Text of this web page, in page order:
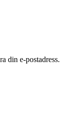
din e-postadress.